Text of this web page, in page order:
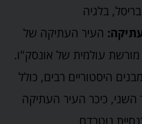
בריסל, בלגיה
העיר העתיקה של
עולמית של אונסק"ו.
היסטוריים רבים, כולל
כיכר העיר העתיקה